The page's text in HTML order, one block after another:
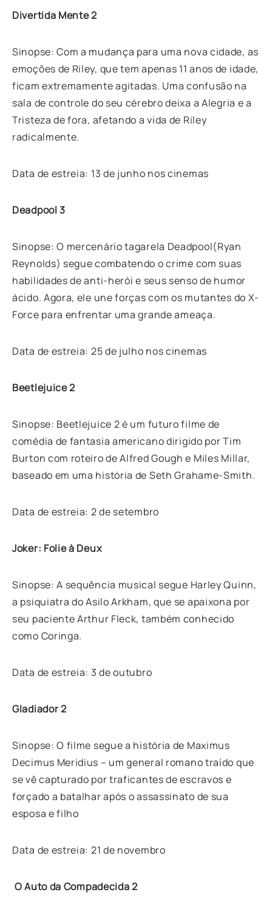
Divertida Mente 2
Sinopse: Com a mudança para uma nova cidade, as
emoções de Riley, que tem apenas 11 anos de idade,
ficam extremamente agitadas. Uma confusão na
sala de controle do seu cérebro deixa a Alegria e a
Tristeza de fora, afetando a vida de Riley
radicalmente.
Data de estreia: 13 de junho nos cinemas
Deadpool 3
Sinopse: O mercenário tagarela Deadpool(Ryan
Reynolds) segue combatendo o crime com suas
habilidades de anti-herói e seus senso de humor
ácido. Agora, ele une forças com os mutantes do X-
Force para enfrentar uma grande ameaça.
Data de estreia: 25 de julho nos cinemas
Beetlejuice 2
Sinopse: Beetlejuice 2 é um futuro filme de
comédia de fantasia americano dirigido por Tim
Burton com roteiro de Alfred Gough e Miles Millar,
baseado em uma história de Seth Grahame-Smith.
Data de estreia: 2 de setembro
Joker: Folie à Deux
Sinopse: A sequência musical segue Harley Quinn,
a psiquiatra do Asilo Arkham, que se apaixona por
seu paciente Arthur Fleck, também conhecido
como Coringa.
Data de estreia: 3 de outubro
Gladiador 2
Sinopse: O filme segue a história de Maximus
Decimus Meridius – um general romano traído que
se vê capturado por traficantes de escravos e
forçado a batalhar após o assassinato de sua
esposa e filho
Data de estreia: 21 de novembro
O Auto da Compadecida 2